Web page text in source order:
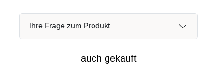
Ihre Frage zum Produkt
auch gekauft